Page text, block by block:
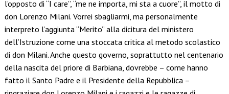
l’opposto di “I care”, “me ne importa, mi sta a cuore”, il motto di
don Lorenzo Milani. Vorrei sbagliarmi, ma personalmente
interpreto l’aggiunta “Merito” alla dicitura del ministero
dell’Istruzione come una stoccata critica al metodo scolastico
di don Milani. Anche questo governo, soprattutto nel centenario
della nascita del priore di Barbiana, dovrebbe – come hanno
fatto il Santo Padre e il Presidente della Repubblica –